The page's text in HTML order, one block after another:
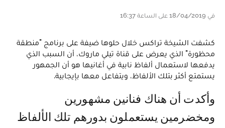
في 18/04/2019 على الساعة 16:37
كشفت الشيخة تراكس خلال حلوها ضيفة على برنامج "منطقة
محظورة" الذي يعرض على قناة تيلي ماروك، أن السبب الذي
يدفعها لاستعمال ألفاظ نابية في أغانيها هو أن الجمهور
يستمتع أكثر بتلك الألفاظ، ويتفاعل معها بإيجابية.
وأكدت أن هناك فنانين مشهورين
ومخضرمين يستعملون بدورهم تلك الألفاظ